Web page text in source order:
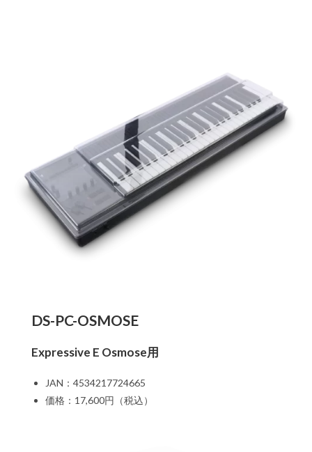
DS-PC-OSMOSE
Expressive E Osmose用
JAN：4534217724665
価格：17,600円（税込）